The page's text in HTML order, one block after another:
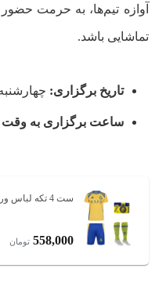
آوازه تیم‌ها، به حرمت
تماشایی باشد.
تاریخ برگزاری: چهارشنبه ۲۷ خرداد
ساعت برگزاری به وقت
ست 4 تکه لباس ورزشی پسرانه طرح رونالدو 2025Z
558,000 تومان